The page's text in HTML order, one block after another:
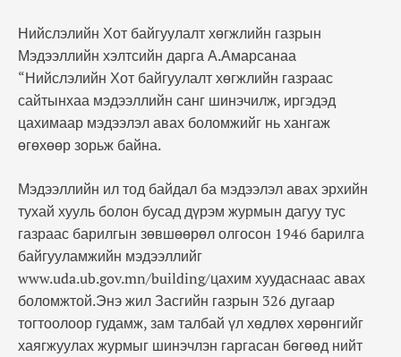
Нийслэлийн Хот байгуулалт хөгжлийн газрын
Мэдээллийн хэлтсийн дарга А.Амарсанаа
“Нийслэлийн Хот байгуулалт хөгжлийн газраас
сайтынхаа мэдээллийн санг шинэчилж, иргэдэд
цахимаар мэдээлэл авах боломжийг нь хангаж
өгөхөөр зорьж байна.
Мэдээллийн ил тод байдал ба мэдээлэл авах эрхийн
тухай хууль болон бусад дүрэм журмын дагуу тус
газраас барилгын зөвшөөрөл олгосон 1946 барилга
байгууламжийн мэдээллийг
www.uda.ub.gov.mn/building/цахим хуудаснаас авах
боломжтой.Энэ жил Засгийн газрын 326 дугаар
тогтоолоор гудамж, зам талбай үл хөдлөх хөрөнгийг
хаягжуулах журмыг шинэчлэн гаргасан бөгөөд нийт